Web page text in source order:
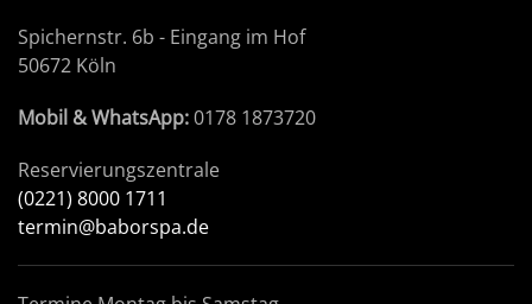
Spichernstr. 6b - Eingang im Hof
50672 Köln
Mobil & WhatsApp:0178 1873720
Reservierungszentrale
(0221) 8000 1711
termin@baborspa.de